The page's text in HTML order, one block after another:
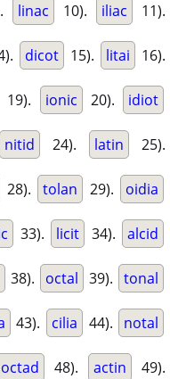
linac 10). iliac 11).
dicot 15). litai 16).
19). ionic 20). idiot
nitid 24). latin 25).
28). tolan 29). oidia
33). licit 34). alcid
38). octal 39). tonal
43). cilia 44). notal
octad 48). actin 49).